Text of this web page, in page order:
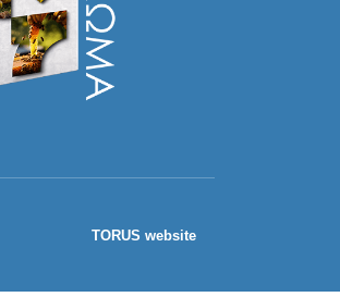
TORUS website